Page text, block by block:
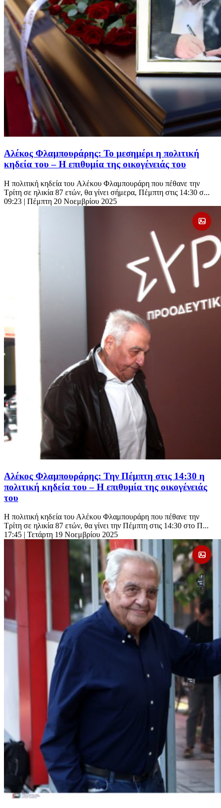
Αλέκος Φλαμπουράρης: Το μεσημέρι η πολιτική
κηδεία του – Η επιθυμία της οικογένειάς του
Η πολιτική κηδεία του Αλέκου Φλαμπουράρη που πέθανε την
Τρίτη σε ηλικία 87 ετών, θα γίνει σήμερα, Πέμπτη στις 14:30 σ...
09:23 | Πέμπτη 20 Νοεμβρίου 2025
Αλέκος Φλαμπουράρης: Την Πέμπτη στις 14:30 η
πολιτική κηδεία του – Η επιθυμία της οικογένειάς
του
Η πολιτική κηδεία του Αλέκου Φλαμπουράρη που πέθανε την
Τρίτη σε ηλικία 87 ετών, θα γίνει την Πέμπτη στις 14:30 στο Π...
17:45 | Τετάρτη 19 Νοεμβρίου 2025